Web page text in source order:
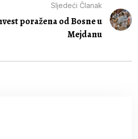
Sljedeći Članak
poražena od Bosne u
Mejdanu